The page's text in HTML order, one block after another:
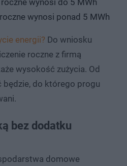
wynosi do 5 MWh
wynosi ponad 5 MWh
energii? Do wniosku
roczne z firmą
wysokość zużycia. Od
do którego progu
bez dodatku
domowe